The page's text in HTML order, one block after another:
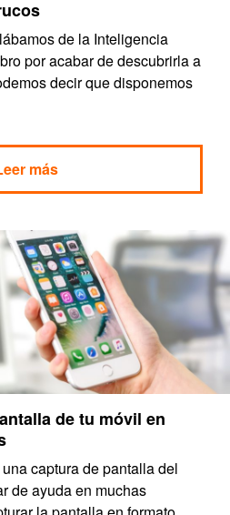
de la Inteligencia
por acabar de descubrirla a
decir que disponemos
más
de tu móvil en
captura de pantalla del
de ayuda en muchas